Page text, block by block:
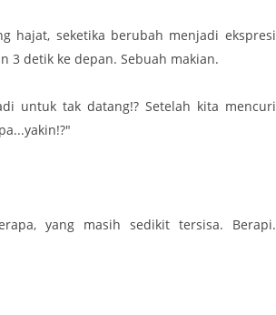
hajat, seketika berubah menjadi ekspresi
3 detik ke depan. Sebuah makian.
untuk tak datang!? Setelah kita mencuri
yang masih sedikit tersisa. Berapi.